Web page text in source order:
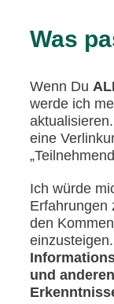
Was
Wenn Du
werde ich
eine
Ich würde
Erfahrungen
den
einzusteigen.
und